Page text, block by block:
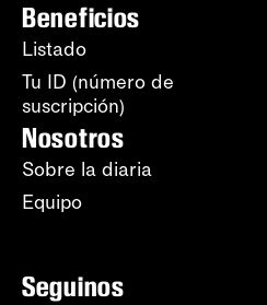
Beneficios
Listado
Tu ID (número de
suscripción)
Nosotros
Sobre la diaria
Equipo
Seguinos